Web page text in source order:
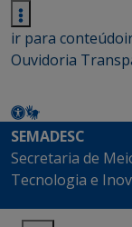
ir para conteúdo
Ouvidoria
SEMADESC
Secretaria de
Tecnologia e